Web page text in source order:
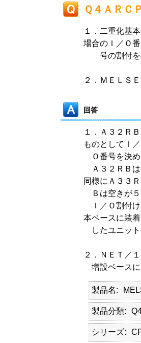
Ｑ４ＡＲＣ
１．二重化基
場合のＩ／Ｏ番
号の割付を
２．ＭＥＬＳ
回答
１．Ａ３２Ｒ
ものとしてＩ／
Ｏ番号を決
Ａ３２ＲＢは
同様にＡ３３Ｒ
Ｂは空きが５
Ｉ／Ｏ割付け
本ベースに装着
したユニット
２．ＮＥＴ／
増設ベースに
製品名
製品分類
シリーズ